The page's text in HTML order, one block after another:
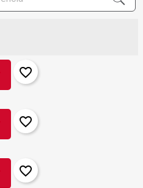
favorite_border
favorite_border
favorite_border